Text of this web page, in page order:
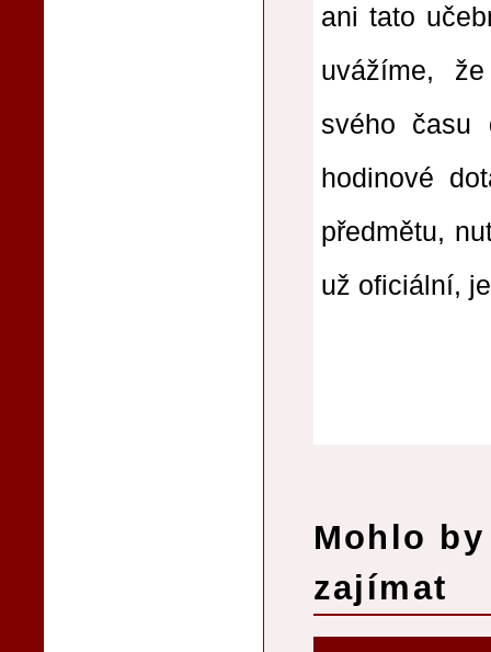
ani tato
uvážíme,
svého času
hodinové
předmětu,
už oficiální,
Mohlo
zajímat